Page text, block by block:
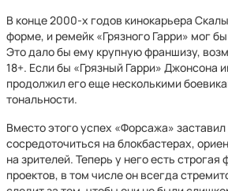
В конце 2000-х годов кинокарьера
форме, и ремейк «Грязного Гарри» мог
Это дало бы ему крупную франшизу,
18+. Если бы «Грязный Гарри» Джонсона
продолжил его еще несколькими
тональности.
Вместо этого успех «Форсажа»
сосредоточиться на блокбастерах,
на зрителей. Теперь у него есть
проектов, в том числе он всегда